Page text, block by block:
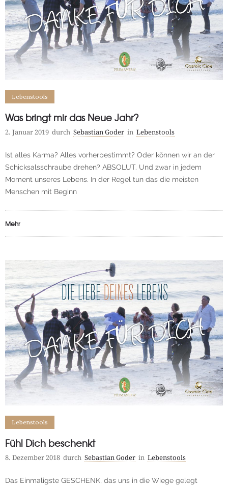
Lebenstools
Was bringt mir das Neue Jahr?
2. Januar 2019 durch Sebastian Goder in Lebenstools
Ist alles Karma? Alles vorherbestimmt? Oder können wir an der
Schicksalsschraube drehen? ABSOLUT. Und zwar in jedem
Moment unseres Lebens. In der Regel tun das die meisten
Menschen mit Beginn
Mehr
Lebenstools
Fühl Dich beschenkt
8. Dezember 2018 durch Sebastian Goder in Lebenstools
Das Einmaligste GESCHENK, das uns in die Wiege gelegt